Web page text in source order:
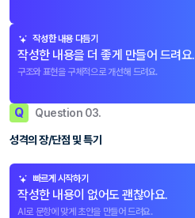
작성한 내용 다듬기
작성한 내용을 더 좋게 만들어 드려요.
구조와 표현을 구체적으로 개선해 드려요.
Q Question 03.
성격의 장/단점 및 특기
빠르게 시작하기
작성한 내용이 없어도 괜찮아요.
AI로 문항에 맞게 초안을 만들어 드려요.